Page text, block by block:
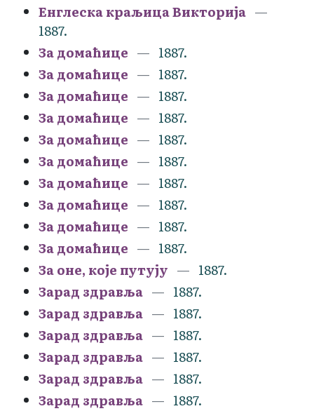
Енглеска краљица Викторија
1887.
За домаћице
1887.
За домаћице
1887.
За домаћице
1887.
За домаћице
1887.
За домаћице
1887.
За домаћице
1887.
За домаћице
1887.
За домаћице
1887.
За домаћице
1887.
За домаћице
1887.
За оне, које путују
1887.
Зарад здравља
1887.
Зарад здравља
1887.
Зарад здравља
1887.
Зарад здравља
1887.
Зарад здравља
1887.
Зарад здравља
1887.